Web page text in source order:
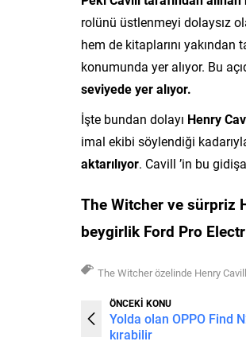
rolünü üstlenmeyi dolaysız
hem de kitaplarını
konumunda yer alıyor. Bu
seviyede yer alıyor.
İşte bundan dolayı Henry
imal ekibi söylendiği
aktarılıyor. Cavill ’in bu
The Witcher ve sürpriz
beygirlik Ford Pro
The Witcher özelinde Henry
ÖNCEKİ KONU
Yolda olan OPPO Find
kırabilir